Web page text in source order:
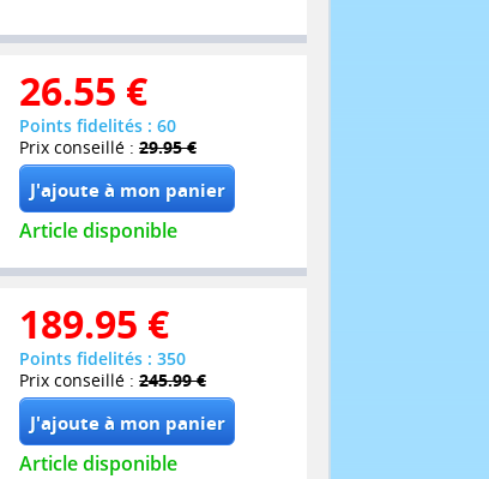
26.55 €
Points fidelités : 60
Prix conseillé : 29.95 €
Article disponible
189.95 €
Points fidelités : 350
Prix conseillé : 245.99 €
Article disponible